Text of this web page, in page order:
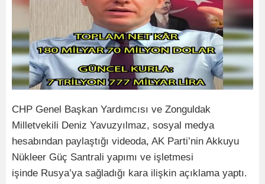
CHP Genel Başkan Yardımcısı ve Zonguldak
Milletvekili Deniz Yavuzyılmaz, sosyal medya
hesabından paylaştığı videoda, AK Parti’nin Akkuyu
Nükleer Güç Santrali yapımı ve işletmesi
işinde Rusya’ya sağladığı kara ilişkin açıklama yaptı.